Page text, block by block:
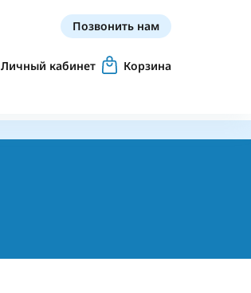
Позвонить нам
Личный кабинет Корзина